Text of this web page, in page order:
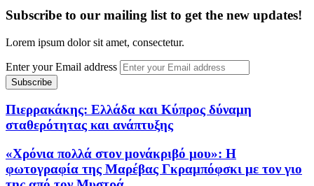
Subscribe to our mailing list to get the new updates!
Lorem ipsum dolor sit amet, consectetur.
Enter your Email address
Πιερρακάκης: Ελλάδα και Κύπρος δύναμη
σταθερότητας και ανάπτυξης
«Χρόνια πολλά στον μονάκριβό μου»: Η
φωτογραφία της Μαρέβας Γκραμπόφσκι με τον γιο